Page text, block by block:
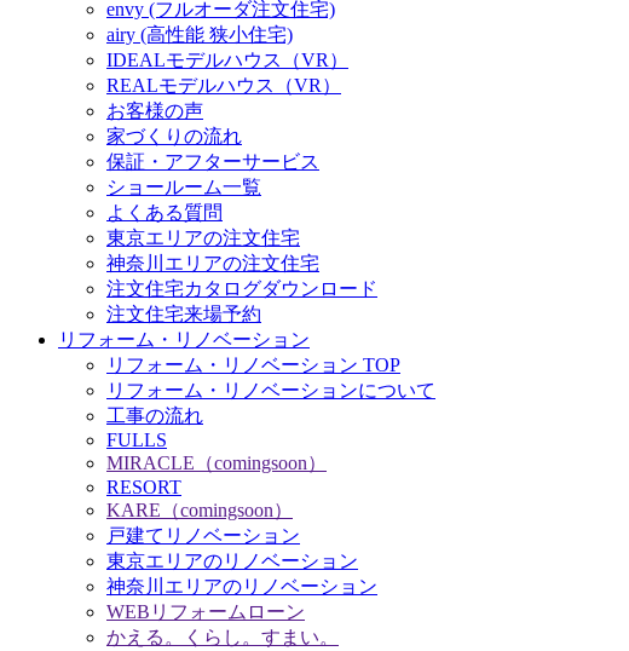
envy (フルオーダ注文住宅)
airy (高性能 狭小住宅)
IDEALモデルハウス（VR）
REALモデルハウス（VR）
お客様の声
家づくりの流れ
保証・アフターサービス
ショールーム一覧
よくある質問
東京エリアの注文住宅
神奈川エリアの注文住宅
注文住宅カタログダウンロード
注文住宅来場予約
リフォーム・リノベーション
リフォーム・リノベーション TOP
リフォーム・リノベーションについて
工事の流れ
FULLS
MIRACLE（comingsoon）
RESORT
KARE（comingsoon）
戸建てリノベーション
東京エリアのリノベーション
神奈川エリアのリノベーション
WEBリフォームローン
かえる。くらし。すまい。